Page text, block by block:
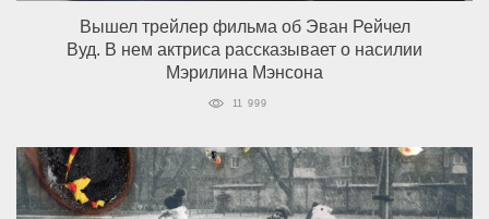
Вышел трейлер фильма об Эван Рейчел
Вуд. В нем актриса рассказывает о насилии
Мэрилина Мэнсона
11 999